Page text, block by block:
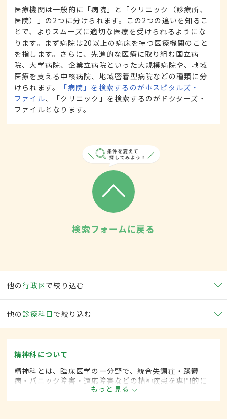
医療機関は一般的に「病院」と「クリニック（診療所、
医院）」の2つに分けられます。この2つの違いを知るこ
とで、よりスムーズに適切な医療を受けられるようにな
ります。まず病院は20以上の病床を持つ医療機関のこと
を指します。さらに、先進的な医療に取り組む国立病
院、大学病院、企業立病院といった大規模病院や、地域
医療を支える中核病院、地域密着型病院などの種類に分
けられます。
「病院」を検索するのがホスピタルズ・
ファイル、「クリニック」を検索するのがドクターズ・
ファイルとなります。
検索フォームに戻る
他の行政区で絞り込む
他の 診療科目で絞り込む
精神科について
精神科とは、臨床医学の一分野で、統合失調症・躁鬱
病・パニック障害・適応障害などの精神疾患を専門的に
もっと見る